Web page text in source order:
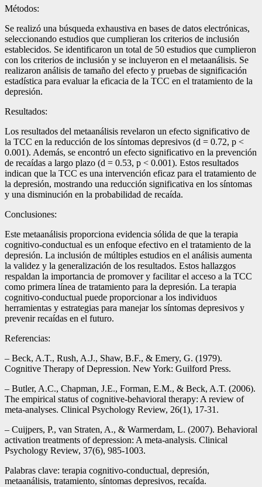
Métodos:
Se realizó una búsqueda exhaustiva en bases de datos electrónicas,
seleccionando estudios que cumplieran los criterios de inclusión
establecidos. Se identificaron un total de 50 estudios que cumplieron
con los criterios de inclusión y se incluyeron en el metaanálisis. Se
realizaron análisis de tamaño del efecto y pruebas de significación
estadística para evaluar la eficacia de la TCC en el tratamiento de la
depresión.
Resultados:
Los resultados del metaanálisis revelaron un efecto significativo de
la TCC en la reducción de los síntomas depresivos (d = 0.72, p <
0.001). Además, se encontró un efecto significativo en la prevención
de recaídas a largo plazo (d = 0.53, p < 0.001). Estos resultados
indican que la TCC es una intervención eficaz para el tratamiento de
la depresión, mostrando una reducción significativa en los síntomas
y una disminución en la probabilidad de recaída.
Conclusiones:
Este metaanálisis proporciona evidencia sólida de que la terapia
cognitivo-conductual es un enfoque efectivo en el tratamiento de la
depresión. La inclusión de múltiples estudios en el análisis aumenta
la validez y la generalización de los resultados. Estos hallazgos
respaldan la importancia de promover y facilitar el acceso a la TCC
como primera línea de tratamiento para la depresión. La terapia
cognitivo-conductual puede proporcionar a los individuos
herramientas y estrategias para manejar los síntomas depresivos y
prevenir recaídas en el futuro.
Referencias:
– Beck, A.T., Rush, A.J., Shaw, B.F., & Emery, G. (1979).
Cognitive Therapy of Depression. New York: Guilford Press.
– Butler, A.C., Chapman, J.E., Forman, E.M., & Beck, A.T. (2006).
The empirical status of cognitive-behavioral therapy: A review of
meta-analyses. Clinical Psychology Review, 26(1), 17-31.
– Cuijpers, P., van Straten, A., & Warmerdam, L. (2007). Behavioral
activation treatments of depression: A meta-analysis. Clinical
Psychology Review, 37(6), 985-1003.
Palabras clave: terapia cognitivo-conductual, depresión,
metaanálisis, tratamiento, síntomas depresivos, recaída.